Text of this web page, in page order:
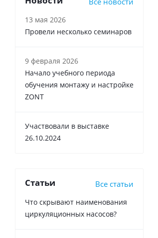
13 мая 2026
Провели несколько семинаров
9 февраля 2026
Начало учебного периода
обучения монтажу и настройке
ZONT
Участвовали в выставке
26.10.2024
Статьи Все статьи
Что скрывают наименования
циркуляционных насосов?